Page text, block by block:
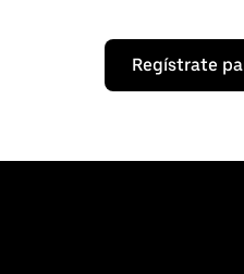
Regístrate